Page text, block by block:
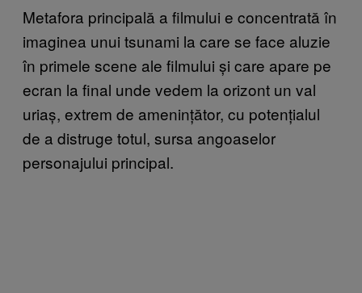
Metafora principală a filmului e concentrată în
imaginea unui tsunami la care se face aluzie
în primele scene ale filmului și care apare pe
ecran la final unde vedem la orizont un val
uriaș, extrem de amenințător, cu potențialul
de a distruge totul, sursa angoaselor
personajului principal.